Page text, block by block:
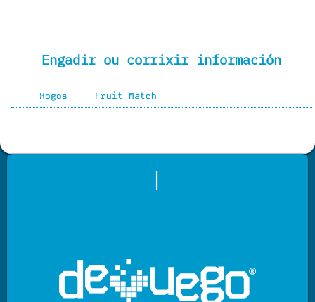
Engadir ou corrixir información
Xogos Fruit Match
|